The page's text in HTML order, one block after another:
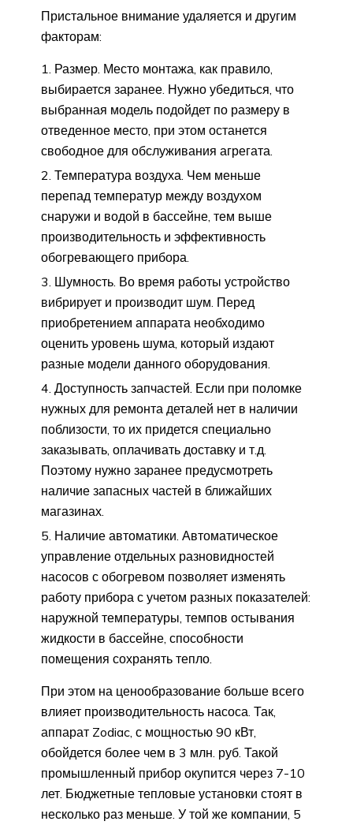
Пристальное внимание удаляется и другим
факторам:
Размер. Место монтажа, как правило,
выбирается заранее. Нужно убедиться, что
выбранная модель подойдет по размеру в
отведенное место, при этом останется
свободное для обслуживания агрегата.
Температура воздуха. Чем меньше
перепад температур между воздухом
снаружи и водой в бассейне, тем выше
производительность и эффективность
обогревающего прибора.
Шумность. Во время работы устройство
вибрирует и производит шум. Перед
приобретением аппарата необходимо
оценить уровень шума, который издают
разные модели данного оборудования.
Доступность запчастей. Если при поломке
нужных для ремонта деталей нет в наличии
поблизости, то их придется специально
заказывать, оплачивать доставку и т.д.
Поэтому нужно заранее предусмотреть
наличие запасных частей в ближайших
магазинах.
Наличие автоматики. Автоматическое
управление отдельных разновидностей
насосов с обогревом позволяет изменять
работу прибора с учетом разных показателей:
наружной температуры, темпов остывания
жидкости в бассейне, способности
помещения сохранять тепло.
При этом на ценообразование больше всего
влияет производительность насоса. Так,
аппарат Zodiac, с мощностью 90 кВт,
обойдется более чем в 3 млн. руб. Такой
промышленный прибор окупится через 7-10
лет. Бюджетные тепловые установки стоят в
несколько раз меньше. У той же компании, 5